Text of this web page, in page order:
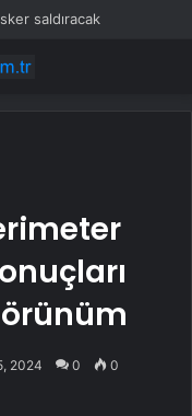
saldıracak
2024 0 0